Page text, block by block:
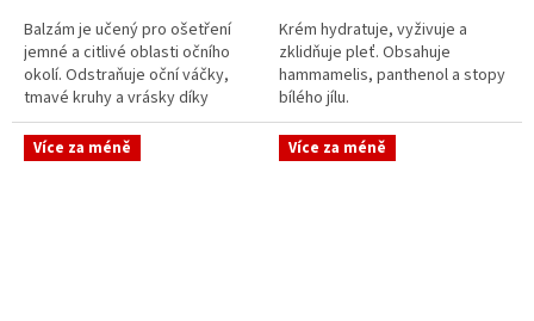
Balzám je učený pro ošetření
jemné a citlivé oblasti očního
okolí. Odstraňuje oční váčky,
tmavé kruhy a vrásky díky
obsahu lékořice, ginkgo biloba a
escinu.
Krém hydratuje, vyživuje a
zklidňuje pleť. Obsahuje
hammamelis, panthenol a stopy
bílého jílu.
Více za méně Více za méně